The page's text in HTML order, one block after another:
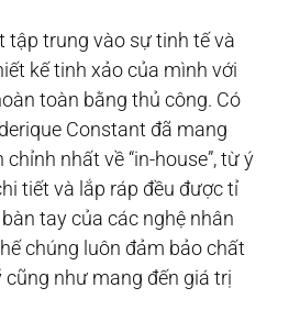
tập trung vào sự tinh tế và
kế tinh xảo của mình với
toàn bằng thủ công. Có
Constant đã mang
nhất về “in-house”, từ ý
tiết và lắp ráp đều được tỉ
tay của các nghệ nhân
chúng luôn đảm bảo chất
cũng như mang đến giá trị